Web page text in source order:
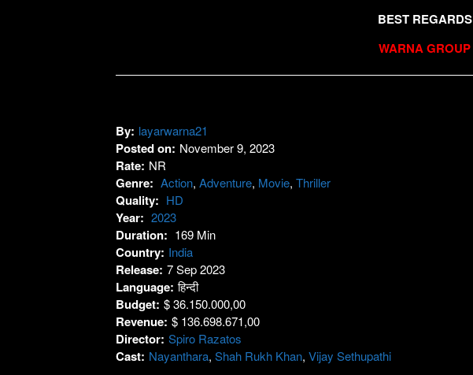
BEST REGARDS
WARNA GROUP
By: layarwarna21
Posted on: November 9, 2023
Rate: NR
Genre: Action, Adventure, Movie, Thriller
Quality: HD
Year: 2023
Duration: 169 Min
Country: India
Release: 7 Sep 2023
Language: हिन्दी
Budget: $ 36.150.000,00
Revenue: $ 136.698.671,00
Director: Spiro Razatos
Cast: Nayanthara, Shah Rukh Khan, Vijay Sethupathi